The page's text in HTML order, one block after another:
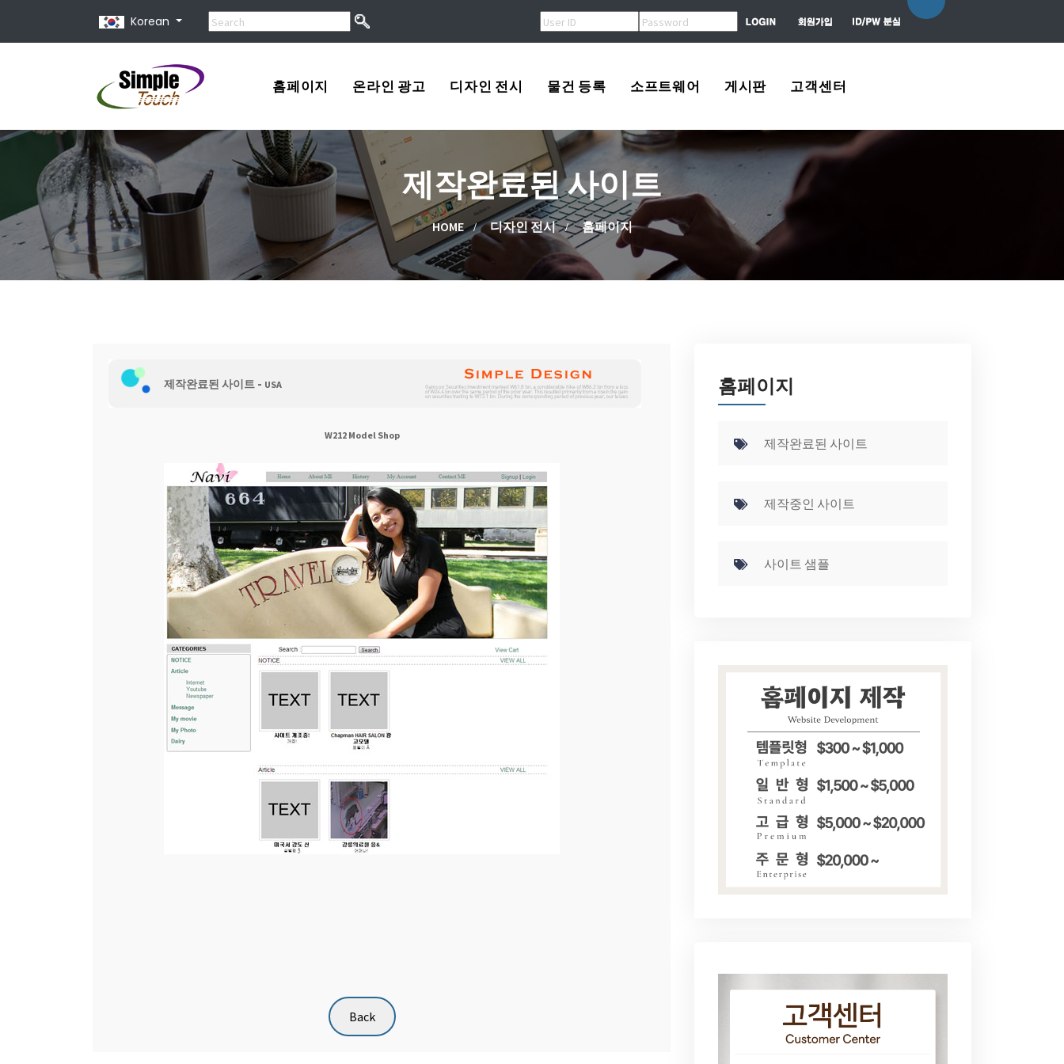
Korean
홈페이지
포트폴리오
견적서
홈페이지 제작
홈페이지 종류
온라인 광고
오버추어광고
키워드광고
검색엔진등록
배너광고
디자인 전시
프린트
광고
동영상
물건 등록
USA
Korea
China
Other
소프트웨어 게시판
자유게시판
질문 / 대답
News Center
고객센터
About Us
제작완료된 사이트
HOME 디자인 전시 홈페이지
제작완료된 사이트 - USA
W212 Model Shop
홈페이지
제작완료된 사이트
제작중인 사이트
사이트 샘플